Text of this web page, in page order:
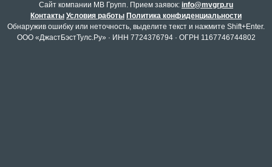
Cайт компании МВ Групп. Прием заявок: info@mvgrp.ru
Контакты Условия работы Политика конфиденциальности
Обнаружив ошибку или неточность, выделите текст и нажмите Shift+Enter.
ООО «ДжастБэстТулс.Ру» · ИНН 7724376794 · ОГРН 1167746744802